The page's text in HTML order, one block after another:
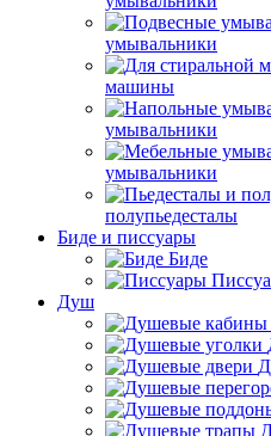
умывальники
машины
умывальники
умывальники
полупьедесталы
Биде и писсуары
Биде
Душ